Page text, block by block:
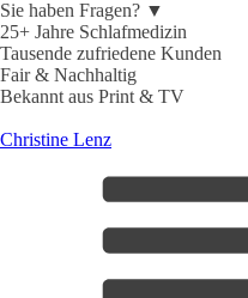
Sie haben Fragen? ▼
25+ Jahre Schlafmedizin
Tausende zufriedene Kunden
Fair & Nachhaltig
Bekannt aus Print & TV
Christine Lenz